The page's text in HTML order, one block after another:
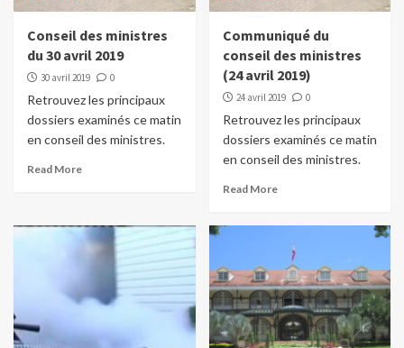
Conseil des ministres
du 30 avril 2019
30 avril 2019 0
Retrouvez les principaux
dossiers examinés ce matin
en conseil des ministres.
Read More
Communiqué du
conseil des ministres
(24 avril 2019)
24 avril 2019 0
Retrouvez les principaux
dossiers examinés ce matin
en conseil des ministres.
Read More